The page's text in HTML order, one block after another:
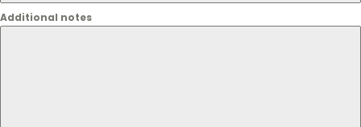
Additional notes